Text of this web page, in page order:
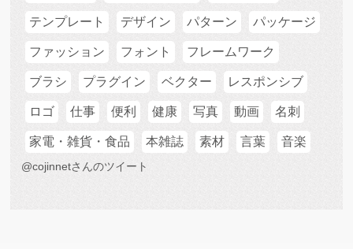
テンプレート デザイン パターン パッケージ
ファッション フォント フレームワーク
ブラシ プラグイン ベクター レスポンシブ
ロゴ 仕事 便利 健康 写真 動画 名刺
家電・雑貨・食品 本雑誌 素材 言葉 音楽
@cojinnetさんのツイート